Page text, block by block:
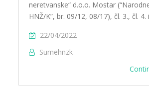
neretvanske“ d.o.o. Mostar
HNŽ/K”, br. 09/12, 08/17), čl. 3., čl. 4.
22/04/2022
Sumehnzk